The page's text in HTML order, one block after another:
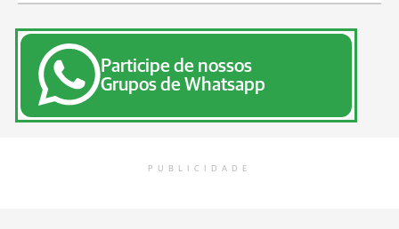
Participe de nossos
Grupos de Whatsapp
PUBLICIDADE